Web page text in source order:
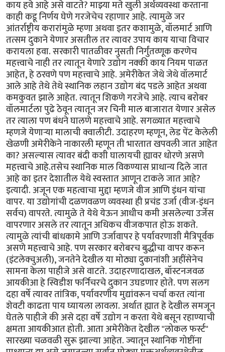
काय हवे आहे असे वाटते? माझ्या मते खुली अर्थव्यवस्था करताना
काही कडू निर्णय घेणे गरजेचेच रहाणार आहे. त्यामुळे जर
आंतर्राष्ट्रीय करारांमुळे म्हणा अथवा इतर कशामुळे, वॉलमार्ट आणि
तत्सम दुकाने येणार असतील तर त्यावर उपाय काय याचा विचार
करायला हवा. सरकारी पातळीवर नुसती निर्गुंतव्णूक करणेच
महत्त्वाचे नाही तर त्यातून येणारे उद्योग नक्की काय नियम पाळत
आहेत, हे ठरवणे पण महत्त्वाचे आहे. अमेरीकेत जेथे जेथे वॉलमार्ट
आले आहे तेथे तेथे स्थानिक लहान उद्योग बंद पडले आहेत अथवा
कमकुवत झाले आहेत. त्यातून शिकणे गरजेचे आहे. त्याच बरोबर
वॉलमार्टला पुढे ठेवून त्यातून जर चिनी माल बाजारात येणार असेल
तर त्याला पण बंधने घालणे महत्त्वाचे आहे. सगळ्यात महत्त्वाचे
म्हणजे येणार्‍या मालाची क्वालीटी. उदाहरण म्हणून, लेड पेंट केलेली
खेळणी अमेरीकेने नाकारली म्हणून ती भारतात खपवली जात आहेत
का? असल्यास त्यावर बंदी कशी घालायची ह्यावर धोरणे असणे
महत्त्वाचे आहे.तसेच स्थानिक माल विकण्यास प्राधान्य दिले जात
आहे का इतर देशातील येथे स्वस्तात आणून टाकले जात आहे?
इत्यादी. अजून एक महत्वाचा मुद्दा म्हणजे वीज आणि इंधन यांचा
वापर. या उद्योगांची दळणवळण व्यवस्था ही प्रचंड उर्जा (वीज-इंधन
सर्वच) वापरते. त्यामुळे ते येथे येऊन आधीच कमी असलेल्या उर्जेस
वापरणार असले तर त्यातून अधिकच वीजकपात होऊ शकते.
त्यामुळे त्यांची बांधकामे आणि उर्जावापर हे पर्यावरणाशी मैत्रिपूर्वक
असणे महत्त्वाचे आहे. पण सरकार बरोबरच बुद्धीचा वापर करून
(इंटलेक्चुअली), जनतेने देखील या मोठ्या दुकानांशी अहींसेनेच
सामना केला पाहीजे असे वाटते. उदाहरणादाखल, बॉस्टनजवळ
आयकीआ हे स्विडीश फर्निचरचे दुकान उघडणार होते. पण सलग
दहा वर्षे त्यावर तांत्रिक, पर्यावरणीय मुद्यांवरून चर्चा करत त्यांना
शेवटी काढता पाय घ्यायला लावला. अर्थात ह्यात हे देखील समजून
घेतले पाहीजे की असे दहा वर्षे उद्योग न करता येथे बसून रहाण्याची
क्षमता आयकीआत होती. आता अमेरीकेत देखील "लोकल फर्स्ट"
सारख्या चळवळी सुरू झाल्या आहेत. ज्यातून स्थानिक गोष्टींना